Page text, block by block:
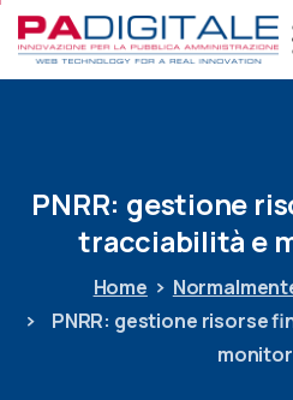
PNRR: gestione
tracciabilità e
Home
PNRR: gestione risorse